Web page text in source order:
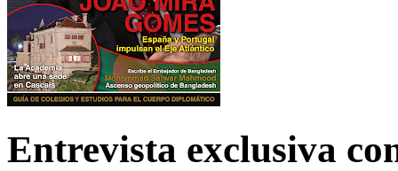
Entrevista exclusiva